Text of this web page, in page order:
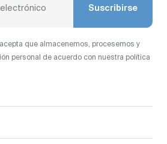
Suscribirse
que almacenemos, procesemos y
personal de acuerdo con nuestra política